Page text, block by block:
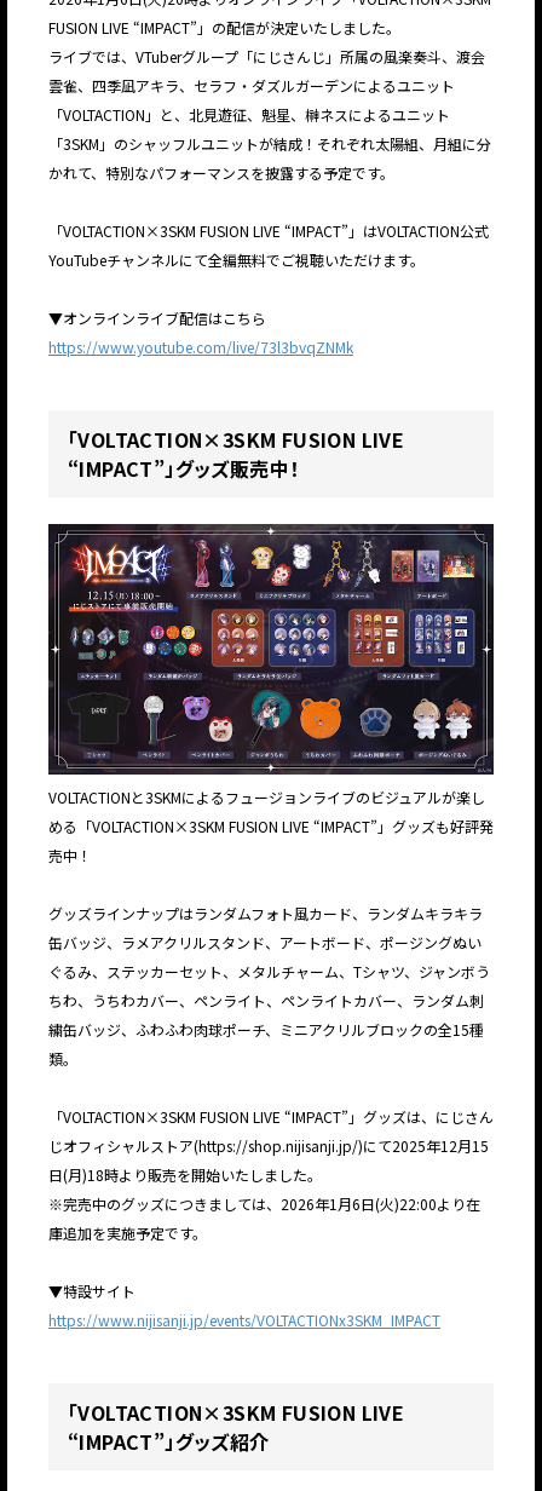
FUSION LIVE “IMPACT”」の配信が決定いたしました。
ライブでは、VTuberグループ「にじさんじ」所属の風楽奏斗、渡会
雲雀、四季凪アキラ、セラフ・ダズルガーデンによるユニット
「VOLTACTION」と、北見遊征、魁星、榊ネスによるユニット
「3SKM」のシャッフルユニットが結成！それぞれ太陽組、月組に分
かれて、特別なパフォーマンスを披露する予定です。
「VOLTACTION×3SKM FUSION LIVE “IMPACT”」はVOLTACTION公式
YouTubeチャンネルにて全編無料でご視聴いただけます。
▼オンラインライブ配信はこちら
https://www.youtube.com/live/73l3bvqZNMk
「VOLTACTION×3SKM FUSION LIVE
“IMPACT”」グッズ販売中！
VOLTACTIONと3SKMによるフュージョンライブのビジュアルが楽し
める「VOLTACTION×3SKM FUSION LIVE “IMPACT”」グッズも好評発
売中！
グッズラインナップはランダムフォト風カード、ランダムキラキラ
缶バッジ、ラメアクリルスタンド、アートボード、ポージングぬい
ぐるみ、ステッカーセット、メタルチャーム、Tシャツ、ジャンボう
ちわ、うちわカバー、ペンライト、ペンライトカバー、ランダム刺
繍缶バッジ、ふわふわ肉球ポーチ、ミニアクリルブロックの全15種
類。
「VOLTACTION×3SKM FUSION LIVE “IMPACT”」グッズは、にじさん
じオフィシャルストア(https://shop.nijisanji.jp/)にて2025年12月15
日(月)18時より販売を開始いたしました。
※完売中のグッズにつきましては、2026年1月6日(火)22:00より在
庫追加を実施予定です。
▼特設サイト
https://www.nijisanji.jp/events/VOLTACTIONx3SKM_IMPACT
「VOLTACTION×3SKM FUSION LIVE
“IMPACT”」グッズ紹介